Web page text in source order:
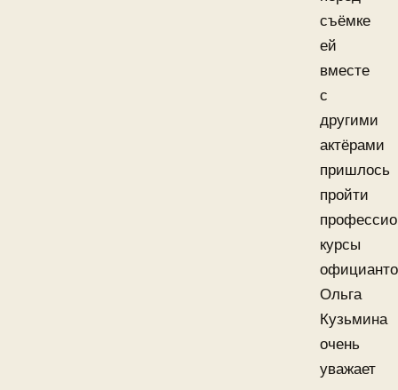
съёмке
ей
вместе
с
другими
актёрами
пришлось
пройти
курсы
Ольга
Кузьмина
очень
уважает